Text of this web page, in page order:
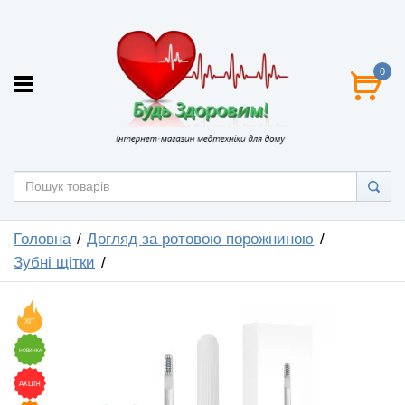
0
Головна
Догляд за ротовою порожниною
Зубні щітки
ХІТ
НОВИНКА
АКЦІЯ